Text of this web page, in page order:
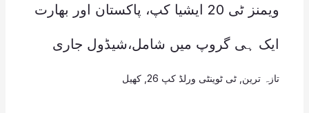
ویمنز ٹی 20 ایشیا کپ، پاکستان اور بھارت
ایک ہی گروپ میں شامل،شیڈول جاری
تازہ ترین ٹی ٹوینٹی ورلڈ کپ 26 , کھیل